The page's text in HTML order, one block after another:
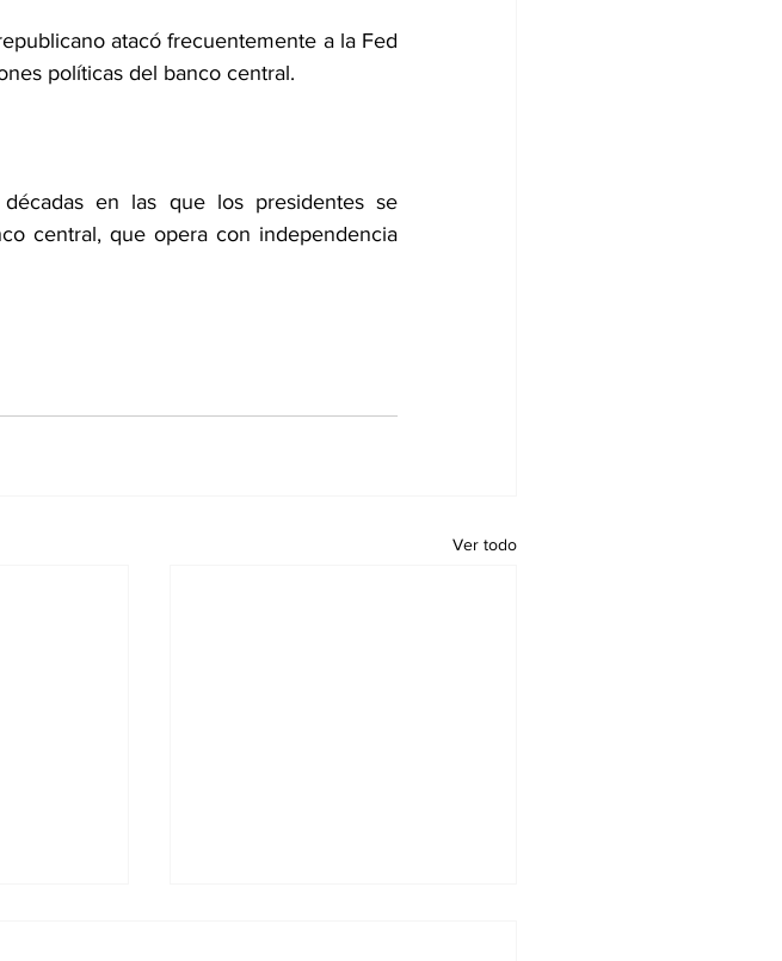
atacó frecuentemente a la Fed
políticas del banco central.
en las que los presidentes se
central, que opera con independencia
Ver todo